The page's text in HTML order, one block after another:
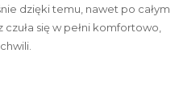
dzięki temu, nawet po całym
się w pełni komfortowo,